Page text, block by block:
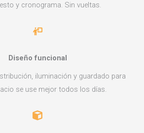
y cronograma. Sin vueltas.
Diseño funcional
iluminación y guardado para
se use mejor todos los días.